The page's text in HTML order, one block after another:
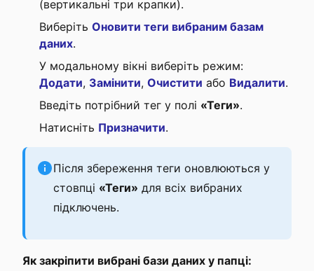
(вертикальні три крапки).
Виберіть Оновити теги вибраним базам
даних.
У модальному вікні виберіть режим:
Додати, Замінити, Очистити або Видалити.
Введіть потрібний тег у полі «Теги».
Натисніть Призначити.
Після збереження теги оновлюються у
стовпці «Теги» для всіх вибраних
підключень.
Як закріпити вибрані бази даних у папці: